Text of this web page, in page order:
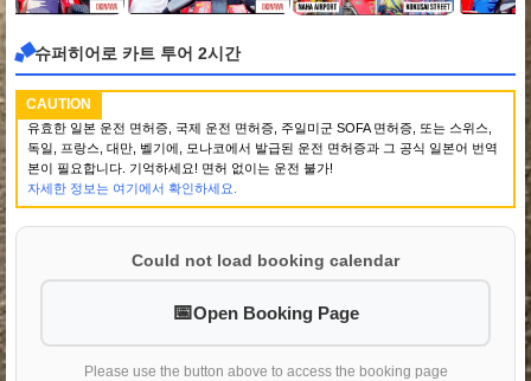
슈퍼히어로 카트 투어 2시간
CAUTION
유효한 일본 운전 면허증, 국제 운전 면허증, 주일미군 SOFA 면허증, 또는 스위스,
독일, 프랑스, 대만, 벨기에, 모나코에서 발급된 운전 면허증과 그 공식 일본어 번역
본이 필요합니다. 기억하세요! 면허 없이는 운전 불가!
자세한 정보는 여기에서 확인하세요.
Could not load booking calendar
Open Booking Page
Please use the button above to access the booking page